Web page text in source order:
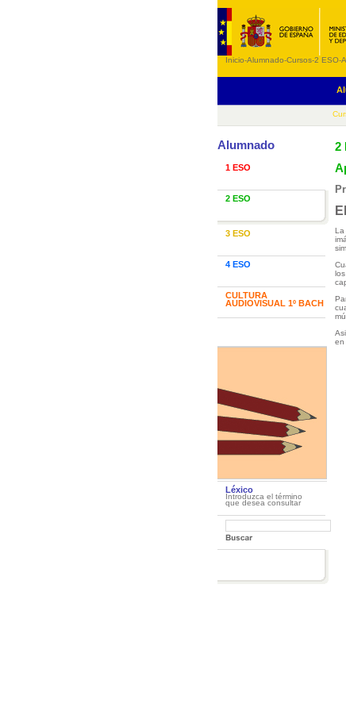
Inicio-Alumnado-Cursos-2 ESO-
Alumnado
1 ESO
2 ESO
3 ESO
4 ESO
CULTURA
AUDIOVISUAL 1º BACH
Léxico
Introduzca el término
que desea consultar
2
La
en